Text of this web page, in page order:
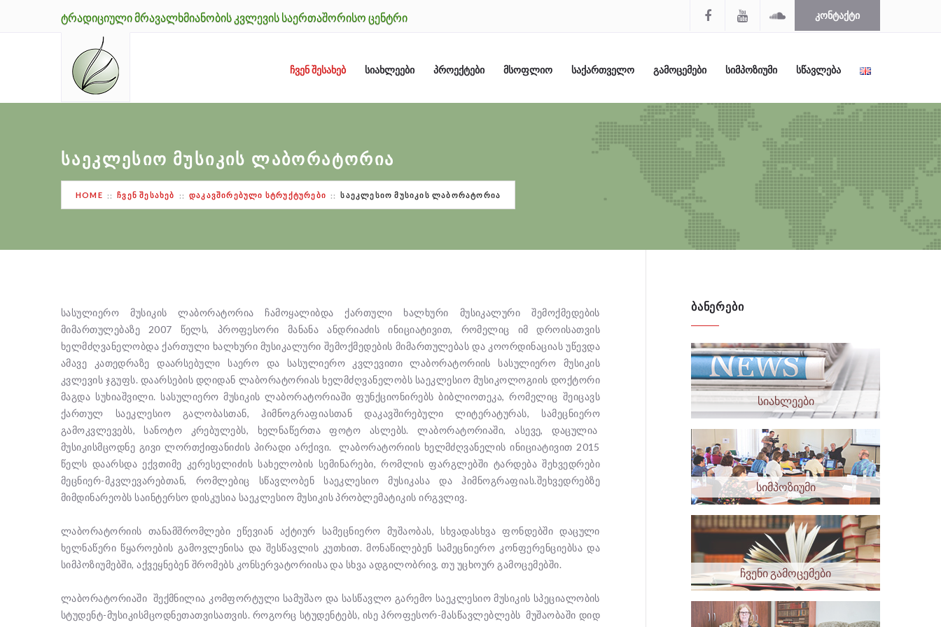
ᲢᲠᲐᲓᲘᲪᲘᲣᲚᲘ ᲛᲠᲐᲕᲐᲚᲮᲛᲘᲐᲜᲝᲑᲘᲡ ᲙᲕᲚᲔᲕᲘᲡ ᲡᲐᲔᲠᲗᲐᲨᲝᲠᲘᲡᲝ ᲪᲔᲜᲢᲠᲘ ᲙᲝᲜᲢᲐᲥᲢᲘ
ᲩᲕᲔᲜ ᲨᲔᲡᲐᲮᲔᲑ ᲡᲘᲐᲮᲚᲔᲔᲑᲘ ᲞᲠᲝᲔᲥᲢᲔᲑᲘ ᲛᲡᲝᲤᲚᲘᲝ ᲡᲐᲥᲐᲠᲗᲕᲔᲚᲝ ᲒᲐᲛᲝᲪᲔᲛᲔᲑᲘ ᲡᲘᲛᲞᲝᲖᲘᲣᲛᲘ ᲡᲬᲐᲕᲚᲔᲑᲐ
ᲡᲐᲔᲙᲚᲔᲡᲘᲝ ᲛᲣᲡᲘᲙᲘᲡ ᲚᲐᲑᲝᲠᲐᲢᲝᲠᲘᲐ
HOME ᲩᲕᲔᲜ ᲨᲔᲡᲐᲮᲔᲑ ᲓᲐᲙᲐᲕᲨᲘᲠᲔᲑᲣᲚᲘ ᲡᲢᲠᲣᲥᲢᲣᲠᲔᲑᲘ ᲡᲐᲔᲙᲚᲔᲡᲘᲝ ᲛᲣᲡᲘᲙᲘᲡ ᲚᲐᲑᲝᲠᲐᲢᲝᲠᲘᲐ
სასულიერო მუსიკის ლაბორატორია ჩამოყალიბდა ქართული ხალხური მუსიკალური შემოქმედების
მიმართულებაზე 2007 წელს, პროფესორი მანანა ანდრიაძის ინიციატივით, რომელიც იმ დროისათვის
ხელმძღვანელობდა ქართული ხალხური მუსიკალური შემოქმედების მიმართულებას და კოორდინაციას უწევდა
ამავე კათედრაზე დაარსებული საერო და სასულიერო კვლევითი ლაბორატორიის სასულიერო მუსიკის
კვლევის ჯგუფს. დაარსების დღიდან ლაბორატორიას ხელმძღვანელობს საეკლესიო მუსიკოლოგიის დოქტორი
მაგდა სუხიაშვილი. სასულიერო მუსიკის ლაბორატორიაში ფუნქციონირებს ბიბლიოთეკა, რომელიც შეიცავს
ქართულ საეკლესიო გალობასთან, ჰიმნოგრაფიასთან დაკავშირებული ლიტერატურას, სამეცნიერო
გამოკვლევებს, სანოტო კრებულებს, ხელნაწერთა ფოტო ასლებს. ლაბორატორიაში, ასევე, დაცულია
მუსიკისმცოდნე გივი ლორთქიფანიძის პირადი არქივი. ლაბორატორიის ხელმძღვანელის ინიციატივით 2015
წელს დაარსდა ექვთიმე კერესელიძის სახელობის სემინარები, რომლის ფარგლებში ტარდება შეხვედრები
მეცნიერ-მკვლევარებთან, რომლებიც სწავლობენ საეკლესიო მუსიკასა და ჰიმნოგრაფიას.შეხვედრებზე
მიმდინარეობს საინტერსო დისკუსია საეკლესიო მუსიკის პრობლემატიკის ირგვლივ.
ლაბორატორიის თანამშრომლები ეწევიან აქტიურ სამეცნიერო მუშაობას, სხვადასხვა ფონდებში დაცული
ხელნაწერი წყაროების გამოვლენისა და შესწავლის კუთხით. მონაწილებენ სამეცნიერო კონფერენციებსა და
სიმპოზიუმებში, აქვეყნებენ შრომებს კონსერვატორიისა და სხვა ადგილობრივ, თუ უცხოურ გამოცემებში.
ლაბორატორიაში შექმნილია კომფორტული სამუშაო და სასწავლო გარემო საეკლესიო მუსიკის სპეციალობის
სტუდენტ-მუსიკისმცოდნეთათვისათვის. როგორც სტუდენტებს, ისე პროფესორ-მასწავლებლებს მუშაობაში დიდ
ᲑᲐᲜᲔᲠᲔᲑᲘ
სიახლეები
სიმპოზიუმი
ჩვენი გამოცემები